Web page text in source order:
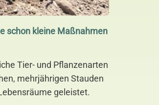
schon kleine Maßnahmen
Tier- und Pflanzenarten
mehrjährigen Stauden
geleistet.